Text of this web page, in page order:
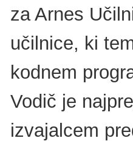
za Arnes
učilnice, ki
kodnem
Vodič je
izvajalcem